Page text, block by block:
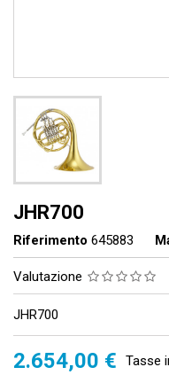
JHR700
Riferimento 645883
Valutazione
JHR700
2.654,00 € Tasse